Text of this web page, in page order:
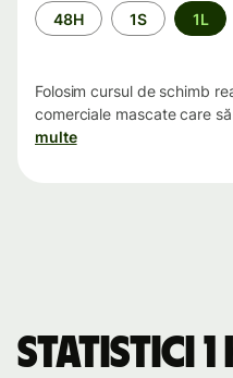
Perioada
48H 1S 1L
Folosim cursul de schimb
comerciale mascate care
multe
Statistici 1